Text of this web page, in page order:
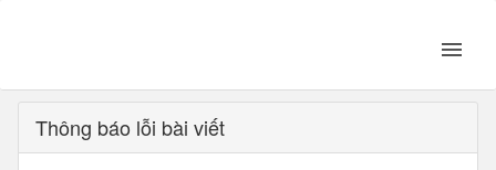
Thông báo lỗi bài viết